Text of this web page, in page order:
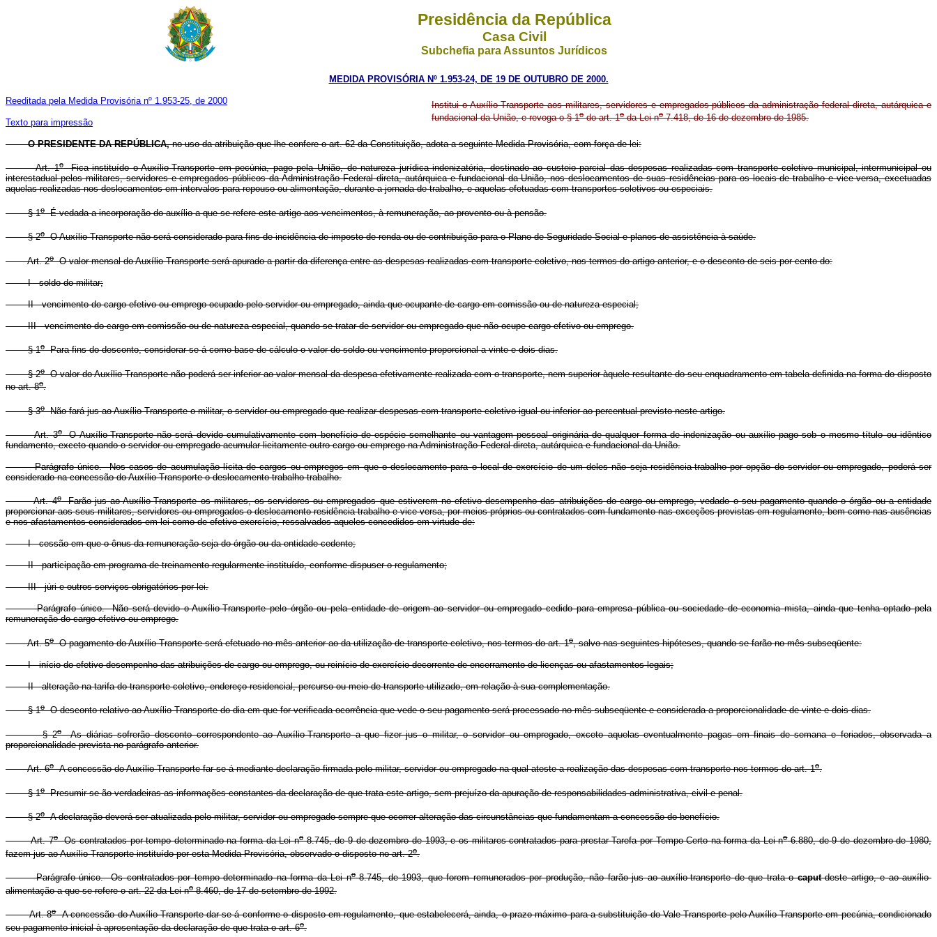
Presidência da República
Casa Civil
Subchefia para Assuntos Jurídicos
MEDIDA PROVISÓRIA Nº 1.953-24, DE 19 DE OUTUBRO DE 2000.
Reeditada pela Medida Provisória nº 1.953-25, de 2000
Texto para impressão
Institui o Auxílio-Transporte aos militares, servidores e empregados públicos da administração federal direta, autárquica e
fundacional da União, e revoga o § 1odo art. 1oda Lei no7.418, de 16 de dezembro de 1985.
O PRESIDENTE DA REPÚBLICA, no uso da atribuição que lhe confere o art. 62 da Constituição, adota a seguinte Medida Provisória, com força de lei:
Art. 1oFica instituído o Auxílio-Transporte em pecúnia, pago pela União, de natureza jurídica indenizatória, destinado ao custeio parcial das despesas realizadas com transporte coletivo municipal, intermunicipal ou
interestadual pelos militares, servidores e empregados públicos da Administração Federal direta, autárquica e fundacional da União, nos deslocamentos de suas residências para os locais de trabalho e vice-versa, excetuadas
aquelas realizadas nos deslocamentos em intervalos para repouso ou alimentação, durante a jornada de trabalho, e aquelas efetuadas com transportes seletivos ou especiais.
§ 1oÉ vedada a incorporação do auxílio a que se refere este artigo aos vencimentos, à remuneração, ao provento ou à pensão.
§ 2oO Auxílio-Transporte não será considerado para fins de incidência de imposto de renda ou de contribuição para o Plano de Seguridade Social e planos de assistência à saúde.
Art. 2oO valor mensal do Auxílio-Transporte será apurado a partir da diferença entre as despesas realizadas com transporte coletivo, nos termos do artigo anterior, e o desconto de seis por cento do:
I - soldo do militar;
II - vencimento do cargo efetivo ou emprego ocupado pelo servidor ou empregado, ainda que ocupante de cargo em comissão ou de natureza especial;
III - vencimento do cargo em comissão ou de natureza especial, quando se tratar de servidor ou empregado que não ocupe cargo efetivo ou emprego.
§ 1oPara fins do desconto, considerar-se-á como base de cálculo o valor do soldo ou vencimento proporcional a vinte e dois dias.
§ 2oO valor do Auxílio-Transporte não poderá ser inferior ao valor mensal da despesa efetivamente realizada com o transporte, nem superior àquele resultante do seu enquadramento em tabela definida na forma do disposto
no art. 8o.
§ 3oNão fará jus ao Auxílio-Transporte o militar, o servidor ou empregado que realizar despesas com transporte coletivo igual ou inferior ao percentual previsto neste artigo.
Art. 3oO Auxílio-Transporte não será devido cumulativamente com benefício de espécie semelhante ou vantagem pessoal originária de qualquer forma de indenização ou auxílio pago sob o mesmo título ou idêntico
fundamento, exceto quando o servidor ou empregado acumular licitamente outro cargo ou emprego na Administração Federal direta, autárquica e fundacional da União.
Parágrafo único. Nos casos de acumulação lícita de cargos ou empregos em que o deslocamento para o local de exercício de um deles não seja residência-trabalho por opção do servidor ou empregado, poderá ser
considerado na concessão do Auxílio-Transporte o deslocamento trabalho-trabalho.
Art. 4oFarão jus ao Auxílio-Transporte os militares, os servidores ou empregados que estiverem no efetivo desempenho das atribuições do cargo ou emprego, vedado o seu pagamento quando o órgão ou a entidade
proporcionar aos seus militares, servidores ou empregados o deslocamento residência-trabalho e vice-versa, por meios próprios ou contratados com fundamento nas exceções previstas em regulamento, bem como nas ausências
e nos afastamentos considerados em lei como de efetivo exercício, ressalvados aqueles concedidos em virtude de:
I - cessão em que o ônus da remuneração seja do órgão ou da entidade cedente;
II - participação em programa de treinamento regularmente instituído, conforme dispuser o regulamento;
III - júri e outros serviços obrigatórios por lei.
Parágrafo único. Não será devido o Auxílio-Transporte pelo órgão ou pela entidade de origem ao servidor ou empregado cedido para empresa pública ou sociedade de economia mista, ainda que tenha optado pela
remuneração do cargo efetivo ou emprego.
Art. 5oO pagamento do Auxílio-Transporte será efetuado no mês anterior ao da utilização de transporte coletivo, nos termos do art. 1o, salvo nas seguintes hipóteses, quando se farão no mês subseqüente:
I - início do efetivo desempenho das atribuições de cargo ou emprego, ou reinício de exercício decorrente de encerramento de licenças ou afastamentos legais;
II - alteração na tarifa do transporte coletivo, endereço residencial, percurso ou meio de transporte utilizado, em relação à sua complementação.
§ 1oO desconto relativo ao Auxílio-Transporte do dia em que for verificada ocorrência que vede o seu pagamento será processado no mês subseqüente e considerada a proporcionalidade de vinte e dois dias.
§ 2oAs diárias sofrerão desconto correspondente ao Auxílio-Transporte a que fizer jus o militar, o servidor ou empregado, exceto aquelas eventualmente pagas em finais de semana e feriados, observada a
proporcionalidade prevista no parágrafo anterior.
Art. 6oA concessão do Auxílio-Transporte far-se-á mediante declaração firmada pelo militar, servidor ou empregado na qual ateste a realização das despesas com transporte nos termos do art. 1o.
§ 1oPresumir-se-ão verdadeiras as informações constantes da declaração de que trata este artigo, sem prejuízo da apuração de responsabilidades administrativa, civil e penal.
§ 2oA declaração deverá ser atualizada pelo militar, servidor ou empregado sempre que ocorrer alteração das circunstâncias que fundamentam a concessão do benefício.
Art. 7oOs contratados por tempo determinado na forma da Lei no8.745, de 9 de dezembro de 1993, e os militares contratados para prestar Tarefa por Tempo Certo na forma da Lei no6.880, de 9 de dezembro de 1980,
fazem jus ao Auxílio-Transporte instituído por esta Medida Provisória, observado o disposto no art. 2o.
Parágrafo único. Os contratados por tempo determinado na forma da Lei no8.745, de 1993, que forem remunerados por produção, não farão jus ao auxílio-transporte de que trata ocaputdeste artigo, e ao auxílio-
alimentação a que se refere o art. 22 da Lei no8.460, de 17 de setembro de 1992.
Art. 8oA concessão do Auxílio-Transporte dar-se-á conforme o disposto em regulamento, que estabelecerá, ainda, o prazo máximo para a substituição do Vale-Transporte pelo Auxílio-Transporte em pecúnia, condicionado
seu pagamento inicial à apresentação da declaração de que trata o art. 6o.